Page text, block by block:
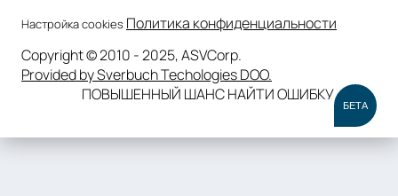
Настройка cookies Политика конфиденциальности
Copyright © 2010 - 2025, ASVCorp.
Provided by Sverbuch Techologies DOO.
ПОВЫШЕННЫЙ ШАНС НАЙТИ ОШИБКУ
БЕТА